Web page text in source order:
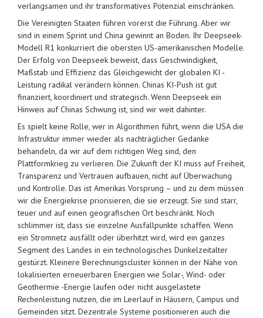
verlangsamen und ihr transformatives Potenzial einschränken.
Die Vereinigten Staaten führen vorerst die Führung. Aber wir
sind in einem Sprint und China gewinnt an Boden. Ihr Deepseek-
Modell R1 konkurriert die obersten US-amerikanischen Modelle.
Der Erfolg von Deepseek beweist, dass Geschwindigkeit,
Maßstab und Effizienz das Gleichgewicht der globalen KI -
Leistung radikal verändern können. Chinas KI-Push ist gut
finanziert, koordiniert und strategisch. Wenn Deepseek ein
Hinweis auf Chinas Schwung ist, sind wir weit dahinter.
Es spielt keine Rolle, wer in Algorithmen führt, wenn die USA die
Infrastruktur immer wieder als nachträglicher Gedanke
behandeln, da wir auf dem richtigen Weg sind, den
Plattformkrieg zu verlieren. Die Zukunft der KI muss auf Freiheit,
Transparenz und Vertrauen aufbauen, nicht auf Überwachung
und Kontrolle. Das ist Amerikas Vorsprung – und zu dem müssen
wir die Energiekrise priorisieren, die sie erzeugt. Sie sind starr,
teuer und auf einen geografischen Ort beschränkt. Noch
schlimmer ist, dass sie einzelne Ausfallpunkte schaffen. Wenn
ein Stromnetz ausfällt oder überhitzt wird, wird ein ganzes
Segment des Landes in ein technologisches Dunkelzeitalter
gestürzt. Kleinere Berechnungscluster können in der Nähe von
lokalisierten erneuerbaren Energien wie Solar-, Wind- oder
Geothermie -Energie laufen oder nicht ausgelastete
Rechenleistung nutzen, die im Leerlauf in Häusern, Campus und
Gemeinden sitzt. Dezentrale Systeme positionieren auch die